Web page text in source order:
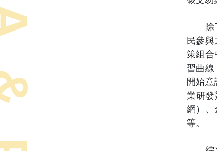
除了
民參
策組合
習曲線
開始
業研
網）、
等。